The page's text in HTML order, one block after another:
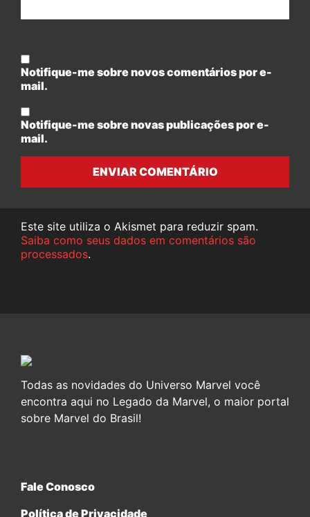
Notifique-me sobre novos comentários por e-
mail.
Notifique-me sobre novas publicações por e-
mail.
ENVIAR COMENTÁRIO
Este site utiliza o Akismet para reduzir spam.
Saiba como seus dados em comentários são
processados.
Todas as novidades do Universo Marvel você
encontra aqui no Legado da Marvel, o maior portal
sobre Marvel do Brasil!
Fale Conosco
Política de Privacidade